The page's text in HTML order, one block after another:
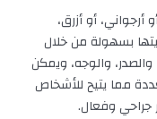
أو أزرق،
بسهولة من خلال
والوجه، ويمكن
مما يتيح للأشخاص
وفعال.